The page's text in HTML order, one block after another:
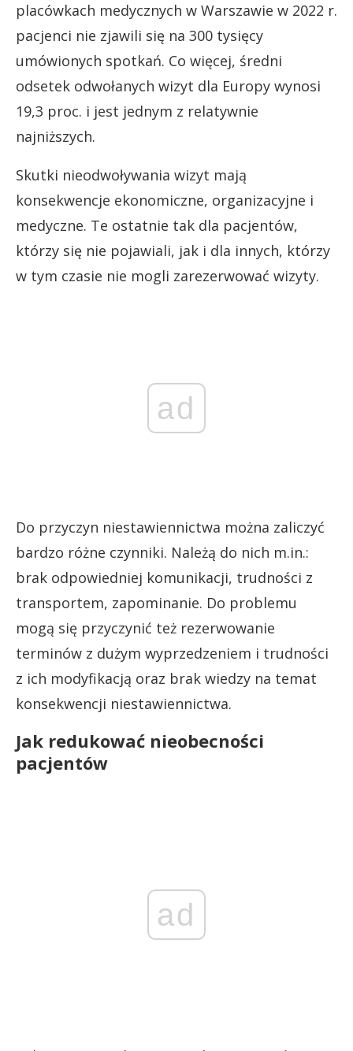
placówkach medycznych w Warszawie w 2022 r.
pacjenci nie zjawili się na 300 tysięcy
umówionych spotkań. Co więcej, średni
odsetek odwołanych wizyt dla Europy wynosi
19,3 proc. i jest jednym z relatywnie
najniższych.
Skutki nieodwoływania wizyt mają
konsekwencje ekonomiczne, organizacyjne i
medyczne. Te ostatnie tak dla pacjentów,
którzy się nie pojawiali, jak i dla innych, którzy
w tym czasie nie mogli zarezerwować wizyty.
ad
Do przyczyn niestawiennictwa można zaliczyć
bardzo różne czynniki. Należą do nich m.in.:
brak odpowiedniej komunikacji, trudności z
transportem, zapominanie. Do problemu
mogą się przyczynić też rezerwowanie
terminów z dużym wyprzedzeniem i trudności
z ich modyfikacją oraz brak wiedzy na temat
konsekwencji niestawiennictwa.
Jak redukować nieobecności
pacjentów
ad